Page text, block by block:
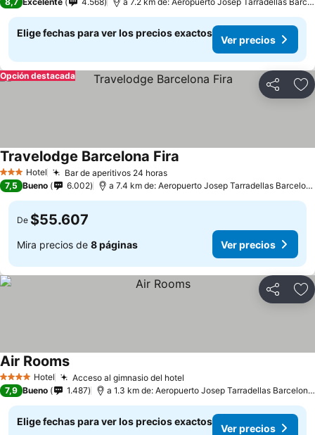
Elige fechas para ver los precios exactos
Ver precios
Compartir
Opción destacada
3 Estrellas
Hotel Bar de aperitivos 24 horas
Travelodge Barcelona Fira
7,5 Bueno 6.002 a 7.4 km de: Aeropuerto Josep Tarradellas Barcelona-El Prat
De $55.607
Mira precios de 8 páginas Ver precios
Compartir
4 EstrellasHotel Acceso al gimnasio del hotel
Air Rooms
7,9 Bueno 1.487 a 1.3 km de: Aeropuerto Josep Tarradellas Barcelona-El Prat
Elige fechas para ver los precios exactos
Ver precios